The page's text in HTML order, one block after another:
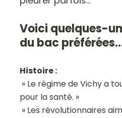
Voici quelques-
du bac
Histoire :
» Le régime de Vichy a
pour la santé. »
» Les révolutionnaires